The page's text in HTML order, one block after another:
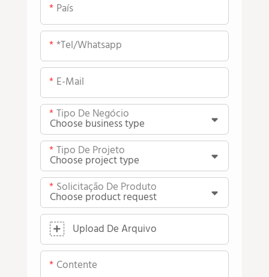
País
*tel/whatsapp
E-Mail
Tipo De Negócio
Tipo De Projeto
Solicitação De Produto
Upload De Arquivo
Contente